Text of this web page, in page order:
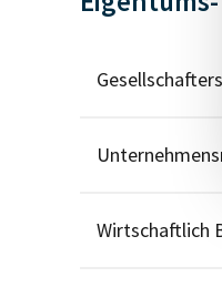
Wirtschaftlich